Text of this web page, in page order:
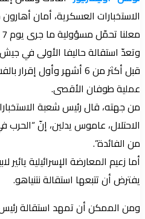
الاستخبارات العسكرية، أمان
معلنا تحمّل مسؤولية ما جرى يوم 7 أكتوبر الماضي.
وتعدّ استقالة حاليفا الأولى في
قبل أكثر من 6 أشهر وأول
عملية طوفان الأقصى.
من جهته، قال رئيس شعبة
الاحتلال، عاموس يدلين، إنّ “الحرب
من الفائدة”.
أما زعيم المعارضة الإسرائيلية
يفترض أن تتبعها استقالة نتنياهو.
ومن الممكن أن تمهد استقالة